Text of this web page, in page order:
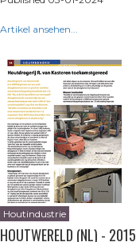
Artikel ansehen...
Houtindustrie
HOUTWERELD (NL) - 2015